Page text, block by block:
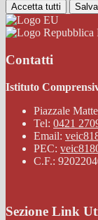
Accetta tutti
Contatti
Istituto
Piazzale
Tel: 0421
Email:
PEC:
C.F.:
Sezione Link